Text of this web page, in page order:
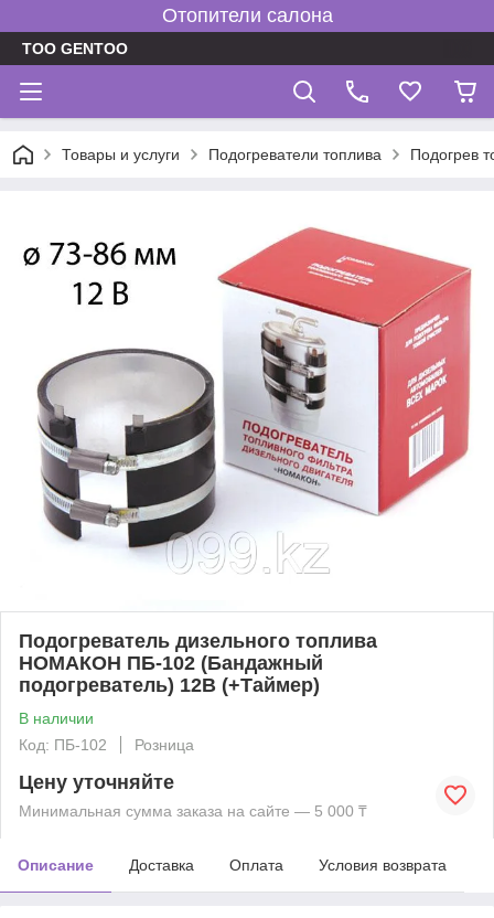
Отопители салона
TOO GENTOO
Товары и услуги Подогреватели топлива Подогрев
Подогреватель дизельного топлива
НОМАКОН ПБ-102 (Бандажный
подогреватель) 12В (+Таймер)
В наличии
Код: ПБ-102
Розница
Цену уточняйте
Минимальная сумма заказа на сайте — 5 000 ₸
Описание Доставка Оплата Условия возврата